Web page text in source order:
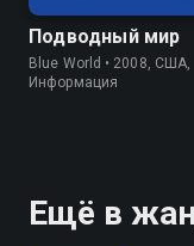
Подводный мир
Blue World • 2008, США,
Информация
Ещё в